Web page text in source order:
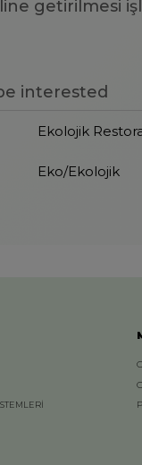
getirilmesi
interested
Ekolojik
Eko/Ekolojik